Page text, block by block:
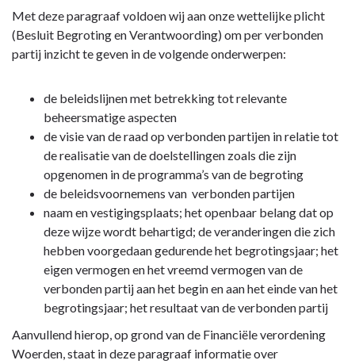
Met deze paragraaf voldoen wij aan onze wettelijke plicht
(Besluit Begroting en Verantwoording) om per verbonden
partij inzicht te geven in de volgende onderwerpen:
de beleidslijnen met betrekking tot relevante
beheersmatige aspecten
de visie van de raad op verbonden partijen in relatie tot
de realisatie van de doelstellingen zoals die zijn
opgenomen in de programma’s van de begroting
de beleidsvoornemens van verbonden partijen
naam en vestigingsplaats; het openbaar belang dat op
deze wijze wordt behartigd; de veranderingen die zich
hebben voorgedaan gedurende het begrotingsjaar; het
eigen vermogen en het vreemd vermogen van de
verbonden partij aan het begin en aan het einde van het
begrotingsjaar; het resultaat van de verbonden partij
Aanvullend hierop, op grond van de Financiële verordening
Woerden, staat in deze paragraaf informatie over